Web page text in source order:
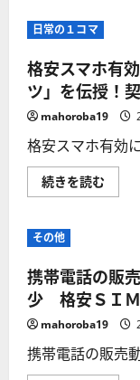
日常の１コマ
格安スマホ有
ツ」を伝授！
mahoroba19
格安スマホ有効
続きを読む
安
に！
「乗
り
換
え
で
得
す
る
その他
携帯電話の販
少 格安ＳＩ
mahoroba19
携帯電話の販売